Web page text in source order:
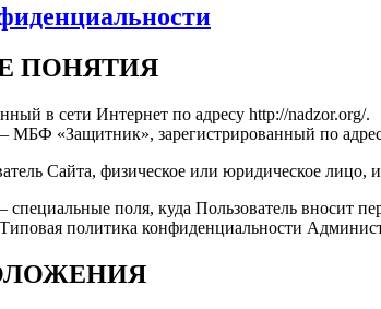
ПОНЯТИЯ
в сети Интернет по адресу http://nadzor.org/.
МБФ «Защитник», зарегистрированный по
Сайта, физическое или юридическое
специальные поля, куда Пользователь вносит
политика конфиденциальности